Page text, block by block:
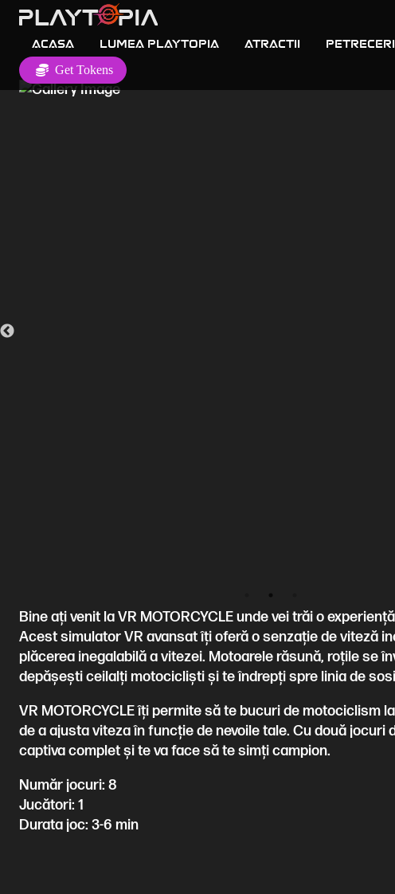
Acasa Lumea Playtopia Atractii Petreceri
Get Tokens
Bine ați venit la VR MOTORCYCLE unde vei trăi o
Acest simulator VR avansat îți oferă o senzație de viteză
plăcerea inegalabilă a vitezei. Motoarele răsună, roțile se
depășești ceilalți motocicliști și te îndrepți spre linia de
VR MOTORCYCLE îți permite să te bucuri de motociclism
de a ajusta viteza în funcție de nevoile tale. Cu două
captiva complet și te va face să te simți campion.
Număr jocuri: 8
Jucători: 1
Durata joc: 3-6 min